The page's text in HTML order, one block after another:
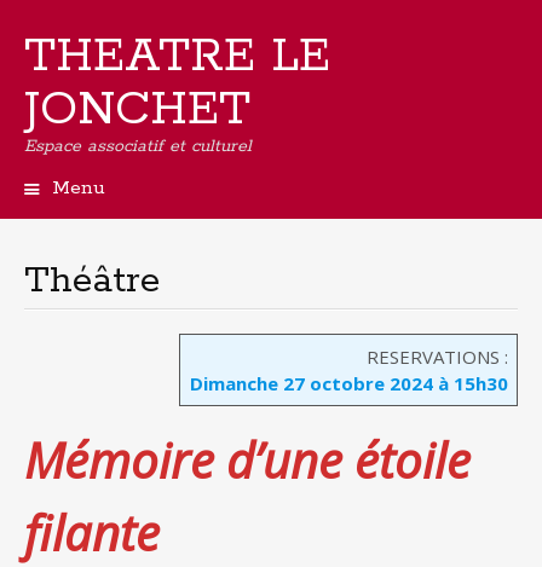
THEATRE LE
JONCHET
Espace associatif et culturel
Menu
contenu
principal
Théâtre
RESERVATIONS :
Dimanche 27 octobre 2024 à 15h30
Mémoire d’une étoile
filante